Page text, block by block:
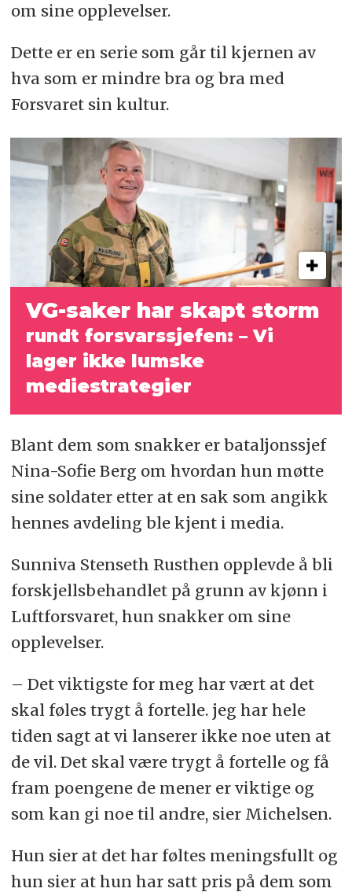
om sine opplevelser.
Dette er en serie som går til kjernen av
hva som er mindre bra og bra med
Forsvaret sin kultur.
VG-saker har skapt storm
rundt forsvarssjefen:– Vi
lager ikke lumske
mediestrategier
Blant dem som snakker er bataljonssjef
Nina-Sofie Berg om hvordan hun møtte
sine soldater etter at en sak som angikk
hennes avdeling ble kjent i media.
Sunniva Stenseth Rusthen opplevde å bli
forskjellsbehandlet på grunn av kjønn i
Luftforsvaret, hun snakker om sine
opplevelser.
– Det viktigste for meg har vært at det
skal føles trygt å fortelle. jeg har hele
tiden sagt at vi lanserer ikke noe uten at
de vil. Det skal være trygt å fortelle og få
fram poengene de mener er viktige og
som kan gi noe til andre, sier Michelsen.
Hun sier at det har føltes meningsfullt og
hun sier at hun har satt pris på dem som